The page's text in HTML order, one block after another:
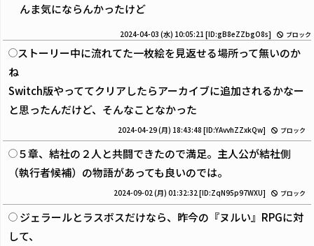
んま気にならんかったけど
2024-04-03 (水) 10:05:21 [ID:gB8eZZbgO8s] ブロック
ストーリー中に流れてた一枚絵を見返せる場所って無いのか
ね
Switch版やっててクリアしたらアーカイブに追加されるかなー
と思ったんだけど、そんなことなかった
2024-04-29 (月) 18:43:48 [ID:YAvvhZZxkQw] ブロック
５章、結社の２人と共闘できたので満足。主人公が結社側
（執行者候補）の物語があっても良いのでは。
2024-09-02 (月) 01:32:32[ID:ZqN95p97WXU] ブロック
ジェラールとラスボスだけなら、昨今の『ヌルい』RPGに対
して、